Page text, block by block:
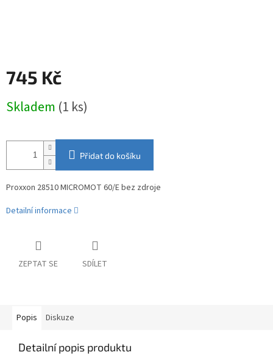
745 Kč
cena:
Skladem (1 ks)
Přidat do košíku
Proxxon 28510 MICROMOT 60/E bez zdroje
Detailní informace
ZEPTAT SE SDÍLET
Popis Diskuze
Detailní popis produktu